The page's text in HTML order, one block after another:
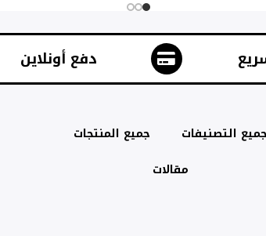
دفع أونلاين
جميع التصنيفات
جميع المنتجات
مقالات